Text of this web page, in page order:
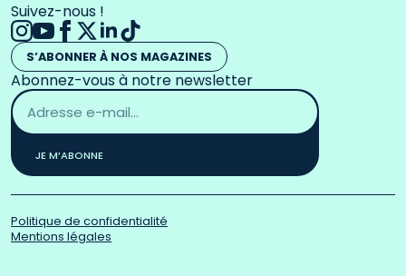
Suivez-nous !
S’ABONNER À NOS MAGAZINES
Abonnez-vous à notre newsletter
Adresse
email
*
JE M’ABONNE
Politique de confidentialité
Mentions légales